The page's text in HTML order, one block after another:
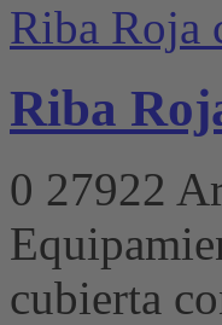
Riba Roja
Riba
0 27922
cubierta